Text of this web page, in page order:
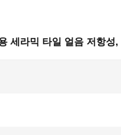
세라믹 타일 얼음 저항성,